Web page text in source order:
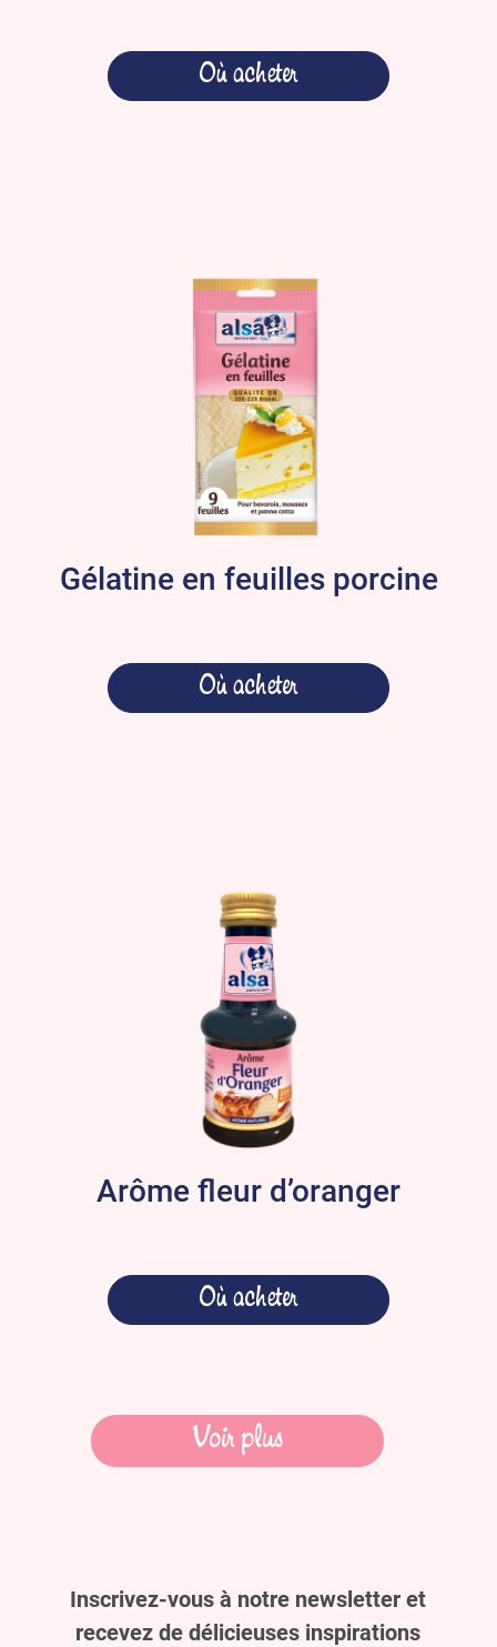
Où acheter
Gélatine en feuilles porcine
Où acheter
Arôme fleur d’oranger
Où acheter
NavigationVoir plus
Inscrivez-vous à notre newsletter et
recevez de délicieuses inspirations